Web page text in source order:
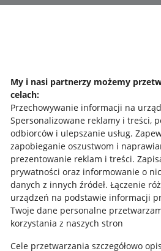
My i nasi partnerzy możemy
celach:
Przechowywanie informacji na
Spersonalizowane reklamy i treści,
odbiorców i ulepszanie usług.
zapobieganie oszustwom i
prezentowanie reklam i treści.
prywatności oraz informowanie o
danych z innych źródeł. Łączenie
urządzeń na podstawie informacji
Twoje dane personalne
korzystania z naszych stron
Cele przetwarzania szczegółowo